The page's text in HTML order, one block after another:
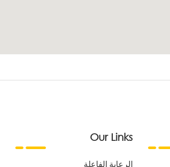
Our Links
الرعاية الفاعلة